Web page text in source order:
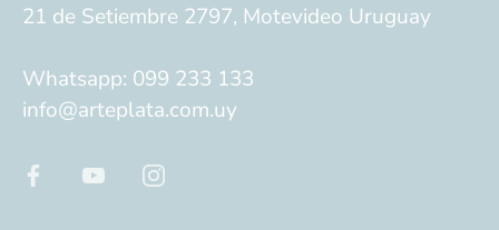
21 de Setiembre 2797, Motevideo Uruguay
Whatsapp: 099 233 133
info@arteplata.com.uy